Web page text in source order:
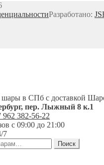
Разработано:
в СПб с доставкой
, пер. Лыжный 8 к.1
962 382-56-22
с 09:00 до 21:00
7
Поиск